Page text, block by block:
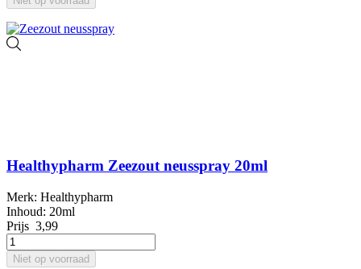
Healthypharm Zeezout neusspray 20ml
Merk: Healthypharm
Inhoud: 20ml
Prijs 3,99
Niet op voorraad